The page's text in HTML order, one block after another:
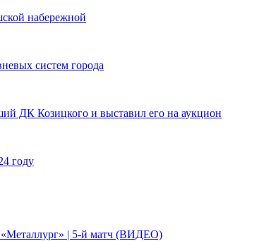
набережной
систем города
ДК Козицкого и выставил его на аукцион
году
| 5-й матч (ВИДЕО)